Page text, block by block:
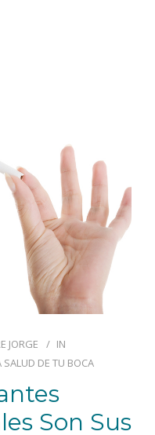
JORGE
IN
SALUD DE TU BOCA
Son Sus